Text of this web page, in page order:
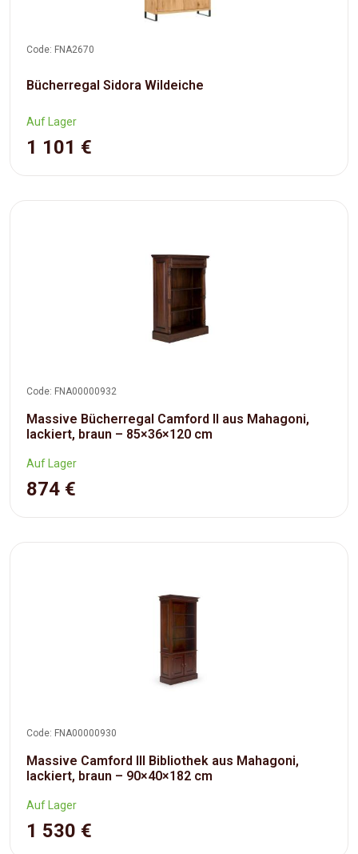
Code: FNA2670
Bücherregal Sidora Wildeiche
Auf Lager
1 101 €
Code: FNA00000932
Massive Bücherregal Camford II aus Mahagoni,
lackiert, braun – 85×36×120 cm
Auf Lager
874 €
Code: FNA00000930
Massive Camford III Bibliothek aus Mahagoni,
lackiert, braun – 90×40×182 cm
Auf Lager
1 530 €